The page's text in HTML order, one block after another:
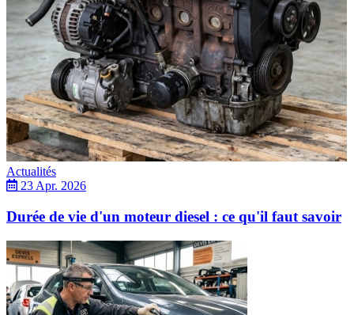
Actualités
23 Apr. 2026
Durée de vie d'un moteur diesel : ce qu'il faut savoir